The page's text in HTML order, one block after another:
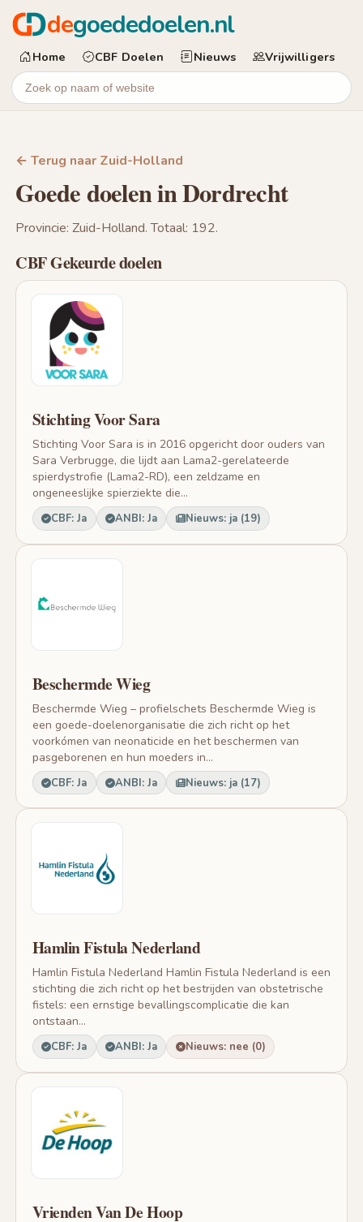
degoededoelen.nl
Home CBF Doelen Nieuws Vrijwilligers
← Terug naar Zuid-Holland
Goede doelen in Dordrecht
Provincie: Zuid-Holland. Totaal: 192.
CBF Gekeurde doelen
Stichting Voor Sara
Stichting Voor Sara is in 2016 opgericht door ouders van
Sara Verbrugge, die lijdt aan Lama2-gerelateerde
spierdystrofie (Lama2-RD), een zeldzame en
ongeneeslijke spierziekte die...
CBF: Ja ANBI: Ja Nieuws: ja (19)
Beschermde Wieg
Beschermde Wieg – profielschets Beschermde Wieg is
een goede-doelenorganisatie die zich richt op het
voorkómen van neonaticide en het beschermen van
pasgeborenen en hun moeders in...
CBF: Ja ANBI: Ja Nieuws: ja (17)
Hamlin Fistula Nederland
Hamlin Fistula Nederland Hamlin Fistula Nederland is een
stichting die zich richt op het bestrijden van obstetrische
fistels: een ernstige bevallingscomplicatie die kan
ontstaan...
CBF: Ja ANBI: Ja Nieuws: nee (0)
Vrienden Van De Hoop